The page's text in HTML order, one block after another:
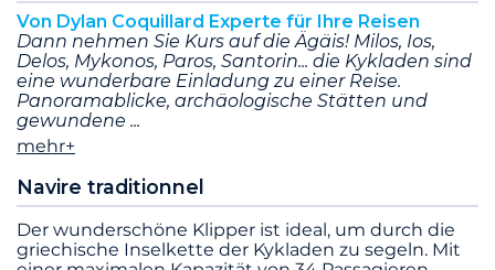
Von Dylan Coquillard Experte für Ihre Reisen
Dann nehmen Sie Kurs auf die Ägäis! Milos, Ios,
Delos, Mykonos, Paros, Santorin... die Kykladen sind
eine wunderbare Einladung zu einer Reise.
Panoramablicke, archäologische Stätten und
gewundene
mehr+
Navire traditionnel
Der wunderschöne Klipper ist ideal, um durch die
griechische Inselkette der Kykladen zu segeln. Mit